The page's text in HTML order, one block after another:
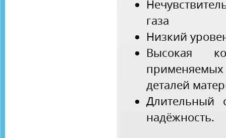
газа
Низкий
Высокая
деталей
Длительный
надёжность.